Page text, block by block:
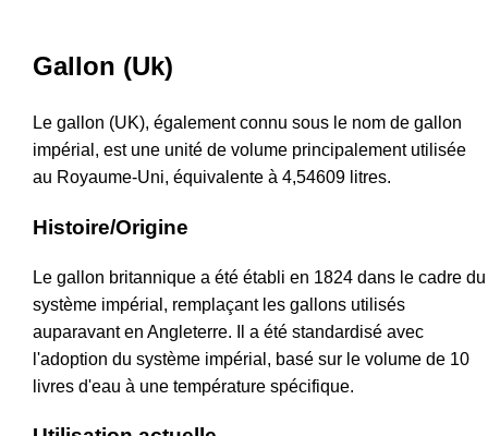
Gallon (Uk)
Le gallon (UK), également connu sous le nom de gallon
impérial, est une unité de volume principalement utilisée
au Royaume-Uni, équivalente à 4,54609 litres.
Histoire/Origine
Le gallon britannique a été établi en 1824 dans le cadre du
système impérial, remplaçant les gallons utilisés
auparavant en Angleterre. Il a été standardisé avec
l'adoption du système impérial, basé sur le volume de 10
livres d'eau à une température spécifique.